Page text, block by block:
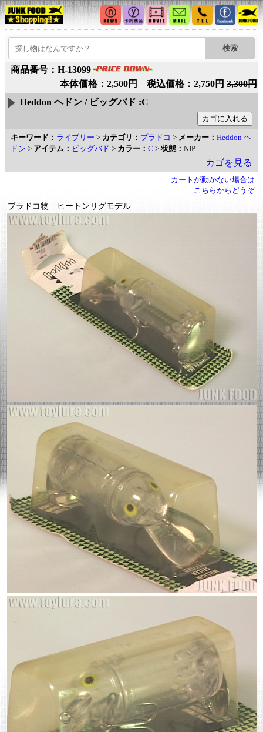
商品番号：H-13099
本体価格：2,500円 税込価格：2,750円 3,300円
Heddon ヘドン / ビッグバド :C
キーワード： ライブリー > カテゴリ： プラドコ > メーカー： Heddon ヘ
ドン > アイテム： ビッグバド > カラー： C >状態： NIP
カゴを見る
カートが動かない場合は
こちらからどうぞ
プラドコ物 ヒートンリグモデル